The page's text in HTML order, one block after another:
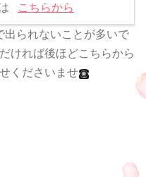
こちらから
出られないことが多いで
ければ後ほどこちらから
くださいませ